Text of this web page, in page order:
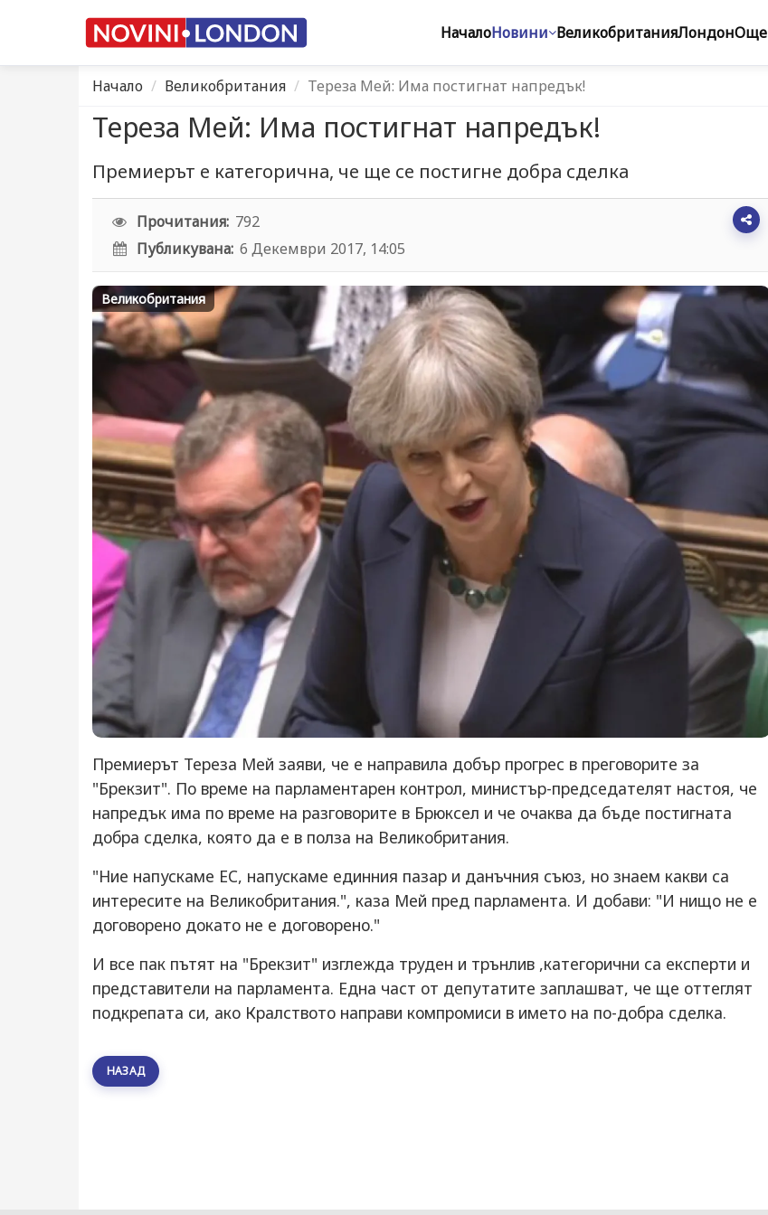
НачалоНовини ВеликобританияЛондонОще
Начало Великобритания Тереза Мей: Има постигнат напредък!
Тереза Мей: Има постигнат напредък!
Премиерът е категорична, че ще се постигне добра сделка
Прочитания: 792
Публикувана: 6 Декември 2017, 14:05
Великобритания
Премиерът Тереза Мей заяви, че е направила добър прогрес в преговорите за
"Брекзит". По време на парламентарен контрол, министър-председателят настоя, че
напредък има по време на разговорите в Брюксел и че очаква да бъде постигната
добра сделка, която да е в полза на Великобритания.
"Ние напускаме ЕС, напускаме единния пазар и данъчния съюз, но знаем какви са
интересите на Великобритания.", каза Мей пред парламента. И добави: "И нищо не е
договорено докато не е договорено."
И все пак пътят на "Брекзит" изглежда труден и трънлив ,категорични са експерти и
представители на парламента. Една част от депутатите заплашват, че ще оттеглят
подкрепата си, ако Кралството направи компромиси в името на по-добра сделка.
НАЗАД